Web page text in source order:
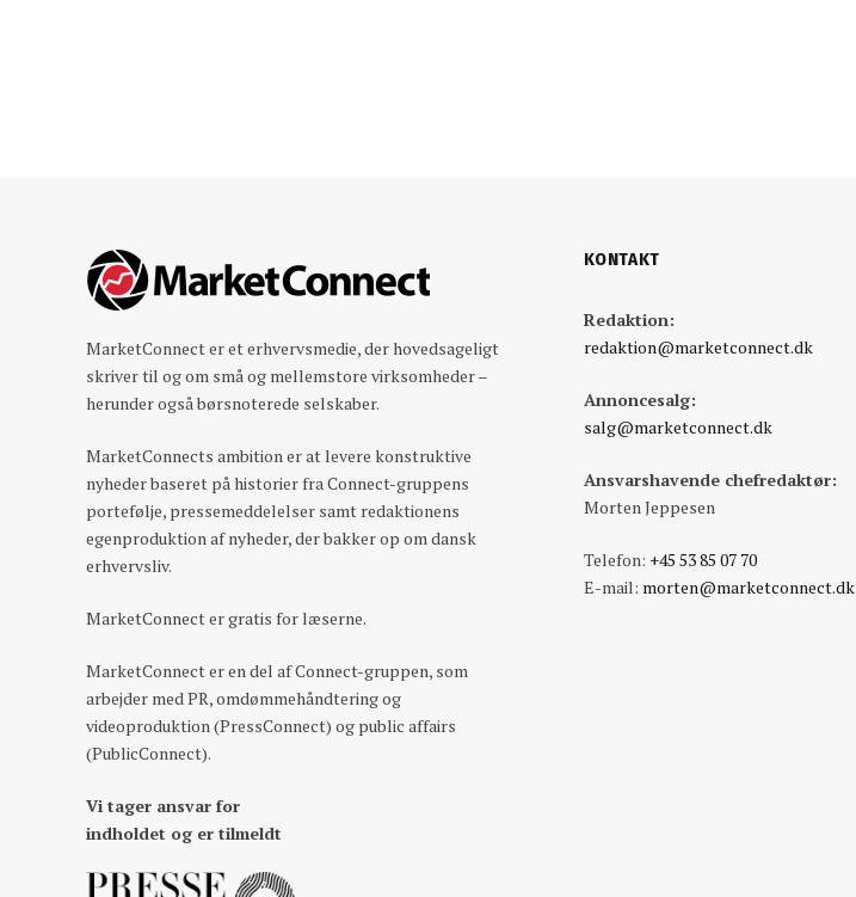
MarketConnect er et erhvervsmedie, der hovedsageligt
skriver til og om små og mellemstore virksomheder –
herunder også børsnoterede selskaber.
MarketConnects ambition er at levere konstruktive
nyheder baseret på historier fra Connect-gruppens
portefølje, pressemeddelelser samt redaktionens
egenproduktion af nyheder, der bakker op om dansk
erhvervsliv.
MarketConnect er gratis for læserne.
MarketConnect er en del af Connect-gruppen, som
arbejder med PR, omdømmehåndtering og
videoproduktion (PressConnect) og public affairs
(PublicConnect).
Vi tager ansvar for
indholdet og er tilmeldt
KONTAKT
Redaktion:
redaktion@marketconnect.dk
Annoncesalg:
salg@marketconnect.dk
Ansvarshavende chefredaktør:
Morten Jeppesen
Telefon: +45 53 85 07 70
E-mail: morten@marketconnect.dk